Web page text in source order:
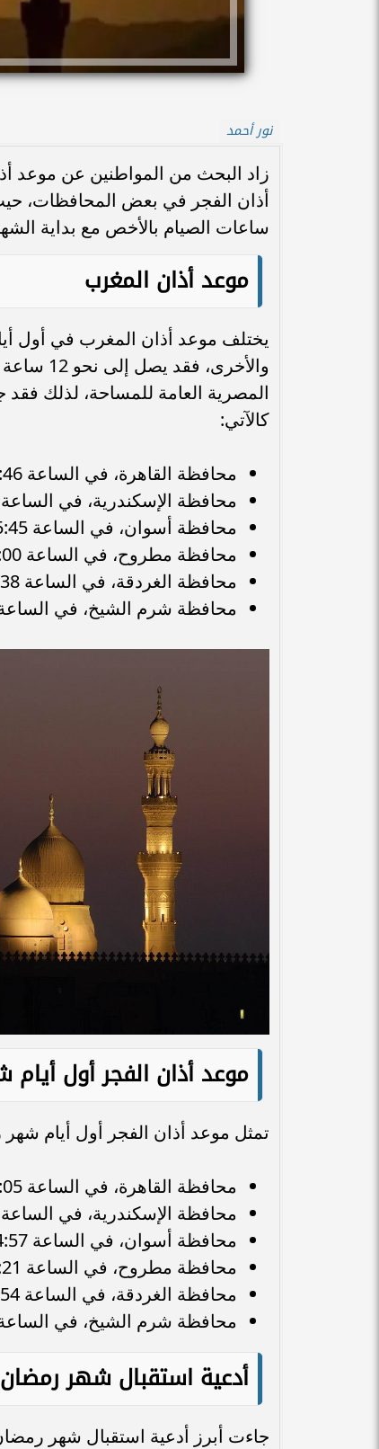
نور أحمد
أذان الفجر في بعض المحافظات،
ساعات الصيام بالأخص مع بداية
موعد أذان المغرب
المصرية العامة للمساحة، لذلك
كالآتي:
محافظة القاهرة، في الساعة 5:46 مساءً.
محافظة الإسكندرية، في الساعة 5:50 مساءً.
محافظة أسوان، في الساعة 5:45 مساءً.
محافظة مطروح، في الساعة 6:00 مساءً.
محافظة الغردقة، في الساعة 5:38 مساءً.
محافظة شرم الشيخ، في الساعة 5:36
موعد أذان الفجر أول
تمثل موعد أذان الفجر أول أيام
محافظة القاهرة، في الساعة 5:05 صباحًا.
محافظة الإسكندرية، في الساعة 5:11 صباحًا.
محافظة أسوان، في الساعة 4:57 صباحًا.
محافظة مطروح، في الساعة 5:21 صباحًا.
محافظة الغردقة، في الساعة 4:54 صباحًا.
محافظة شرم الشيخ، في الساعة 4:53
أدعية استقبال شهر رمضان
جاءت أبرز أدعية استقبال شهر رمضان الكريم